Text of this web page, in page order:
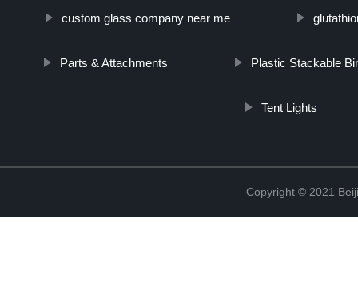
custom glass company near me
Parts & Attachments Plastic Stackable
Tent Lights
Copyright © 2021